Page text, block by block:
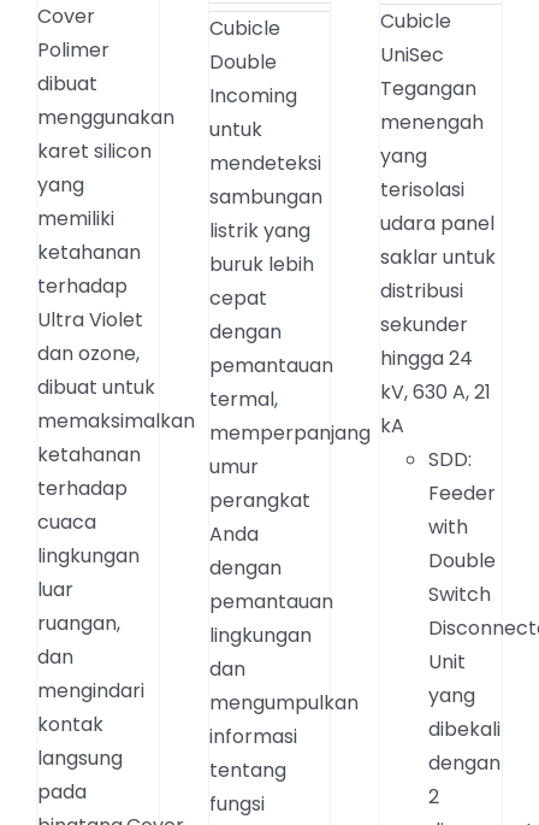
Cover
Polimer
dibuat
menggunakan
karet silicon
yang
memiliki
ketahanan
terhadap
Ultra Violet
dan ozone,
dibuat untuk
memaksimalkan
ketahanan
terhadap
cuaca
lingkungan
luar
ruangan,
dan
mengindari
kontak
langsung
pada
Cubicle
Double
Incoming
untuk
mendeteksi
sambungan
listrik yang
buruk lebih
cepat
dengan
pemantauan
termal,
memperpanjang
umur
perangkat
Anda
dengan
pemantauan
lingkungan
dan
mengumpulkan
informasi
tentang
fungsi
Cubicle
UniSec
Tegangan
menengah
yang
terisolasi
udara panel
saklar untuk
distribusi
sekunder
hingga 24
kV, 630 A, 21
kA
SDD:
Feeder
with
Double
Switch
Unit
yang
dibekali
dengan
2